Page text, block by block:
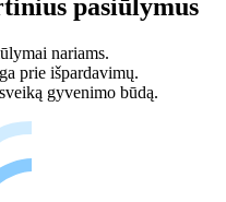
pasiūlymus
nariams.
prie išpardavimų.
gyvenimo būdą.